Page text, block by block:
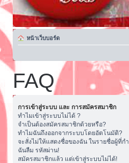
หน้าเว็บบอร์ด
FAQ
การเข้าสู่ระบบ และ การสมัครสมาชิก
ทำไมเข้าสู่ระบบไม่ได้ ?
จำเป็นต้องสมัครสมาชิกด้วยหรือ?
ทำไมฉันถึงออกจากระบบโดยอัตโนมัติ?
จะสั่งไม่ให้แสดงชื่อของฉัน ในรายชื่อผู้ที่ก
ฉันลืม รหัสผ่าน!
สมัครสมาชิกแล้ว แต่เข้าสู่ระบบไม่ได้!